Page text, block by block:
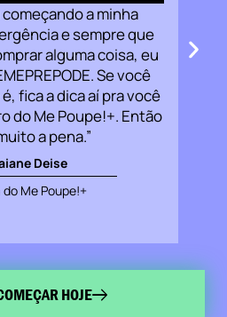
começando a minha
e sempre que
alguma coisa, eu
Se você
fica a dica aí pra você
do Me Poupe!+. Então
a pena.”
Deise
do Me Poupe!+
HOJE